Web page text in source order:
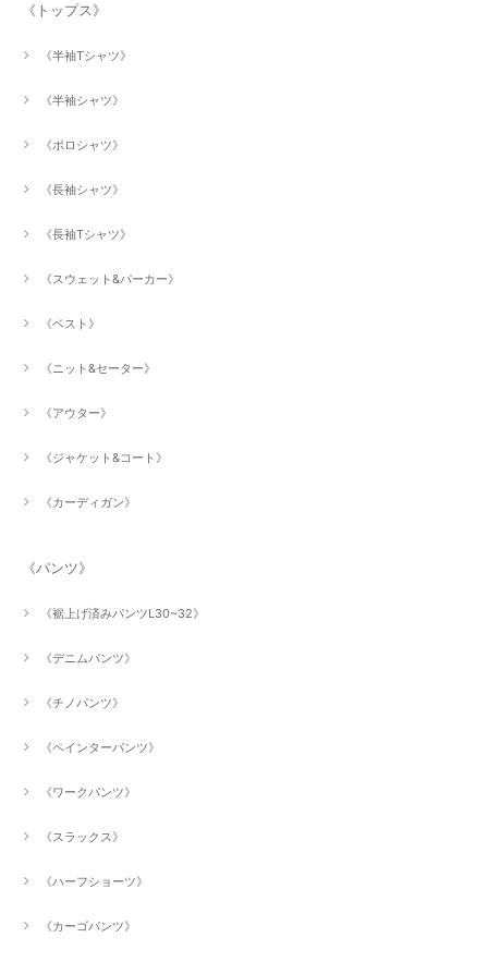
《トップス》
《半袖Tシャツ》
《半袖シャツ》
《ポロシャツ》
《長袖シャツ》
《長袖Tシャツ》
《スウェット&パーカー》
《ベスト》
《ニット&セーター》
《アウター》
《ジャケット&コート》
《カーディガン》
《パンツ》
《裾上げ済みパンツL30~32》
《デニムパンツ》
《チノパンツ》
《ペインターパンツ》
《ワークパンツ》
《スラックス》
《ハーフショーツ》
《カーゴパンツ》